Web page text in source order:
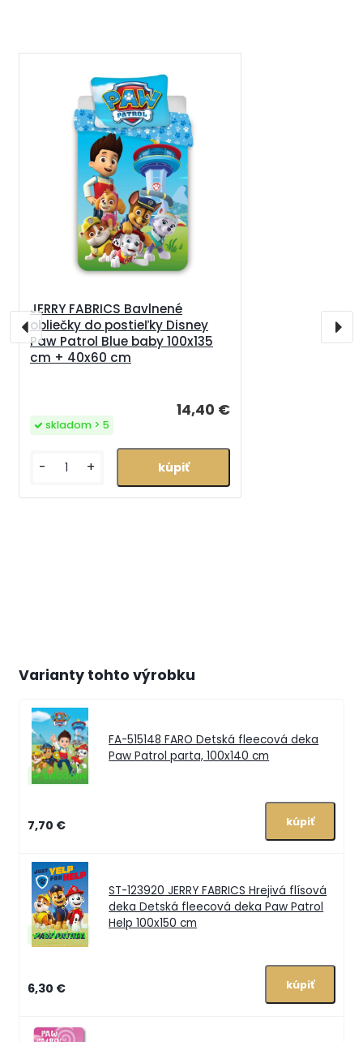
JERRY FABRICS Bavlnené
obliečky do postieľky Disney
Paw Patrol Blue baby 100x135
cm + 40x60 cm
14,40 €
skladom > 5
- +
Varianty tohto výrobku
FA-515148 FARO Detská fleecová deka
Paw Patrol parta, 100x140 cm
skladom
7,70 €
ST-123920 JERRY FABRICS Hrejivá flísová
deka Detská fleecová deka Paw Patrol
Help 100x150 cm
skladom
6,30 €